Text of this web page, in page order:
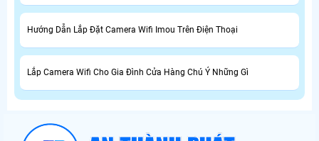
Hướng Dẫn Lắp Đặt Camera Wifi Imou Trên Điện Thoại
Lắp Camera Wifi Cho Gia Đình Cửa Hàng Chú Ý Những Gì